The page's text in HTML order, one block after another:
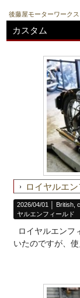
後藤屋モーターワーク
カスタム
2026/04/01 │ British,
ヤルエンフィールド
ロイヤルエンフ
いたのですが、